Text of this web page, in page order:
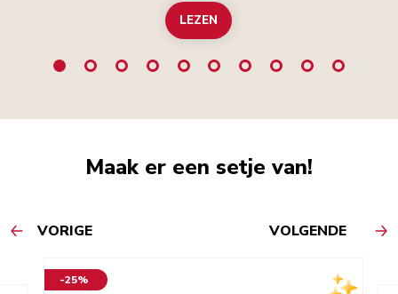
LEZEN
Maak er een setje van!
VORIGE VOLGENDE
-25%